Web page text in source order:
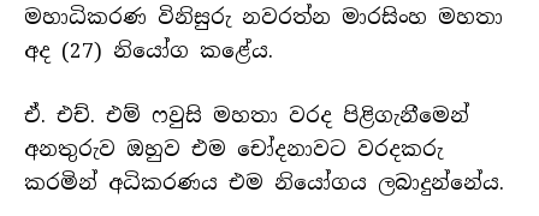
මහාධිකරණ විනිසුරු නවරත්න මාරසිංහ මහතා
අද (27) නියෝග කළේය.
ඒ. එච්. එම් ෆවුසි මහතා වරද පිළිගැනීමෙන්
අනතුරුව ඔහුව එම චෝදනාවට වරදකරු
කරමින් අධිකරණය එම නියෝගය ලබාදුන්නේය.